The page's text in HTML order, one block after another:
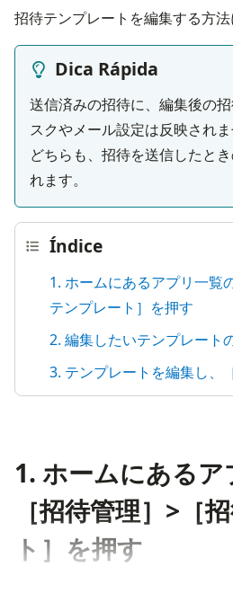
招待テンプレートを編集する方法
Dica Rápida
送信済みの招待に、編集後の
スクやメール設定は反映されま
どちらも、招待を送信したと
れます。
Índice
1. ホームにあるアプリ一覧
テンプレート］を押す
2. 編集したいテンプレート
3. テンプレートを編集し、
1. ホームにあるア
［招待管理］>［
ト］を押す